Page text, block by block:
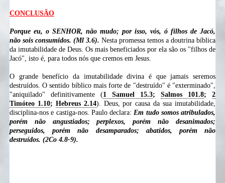
CONCLUSÃO
Porque eu, o SENHOR, não mudo; por isso, vós, ó filhos de Jacó,
não sois consumidos. (Ml 3.6). Nesta promessa temos a doutrina bíblica
da imutabilidade de Deus. Os mais beneficiados por ela são os "filhos de
Jacó", isto é, para todos nós que cremos em Jesus.
O grande benefício da imutabilidade divina é que jamais seremos
destruídos. O sentido bíblico mais forte de "destruído" é "exterminado",
"aniquilado" definitivamente (1 Samuel 15.3; Salmos 101.8; 2
Timóteo 1.10; Hebreus 2.14). Deus, por causa da sua imutabilidade,
disciplina-nos e castiga-nos. Paulo declara:Em tudo somos atribulados,
porém não angustiados; perplexos, porém não desanimados;
perseguidos, porém não desamparados; abatidos, porém não
destruídos. (2Co 4.8-9).